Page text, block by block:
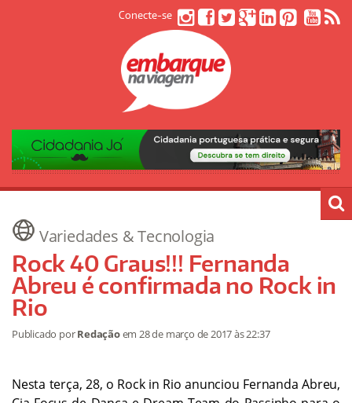
Conecte-se
Variedades & Tecnologia
Rock 40 Graus!!! Fernanda
Abreu é confirmada no Rock in
Rio
Publicado porRedaçãoem28 de março de 2017às 22:37
Nesta terça, 28, o Rock in Rio anunciou Fernanda Abreu,